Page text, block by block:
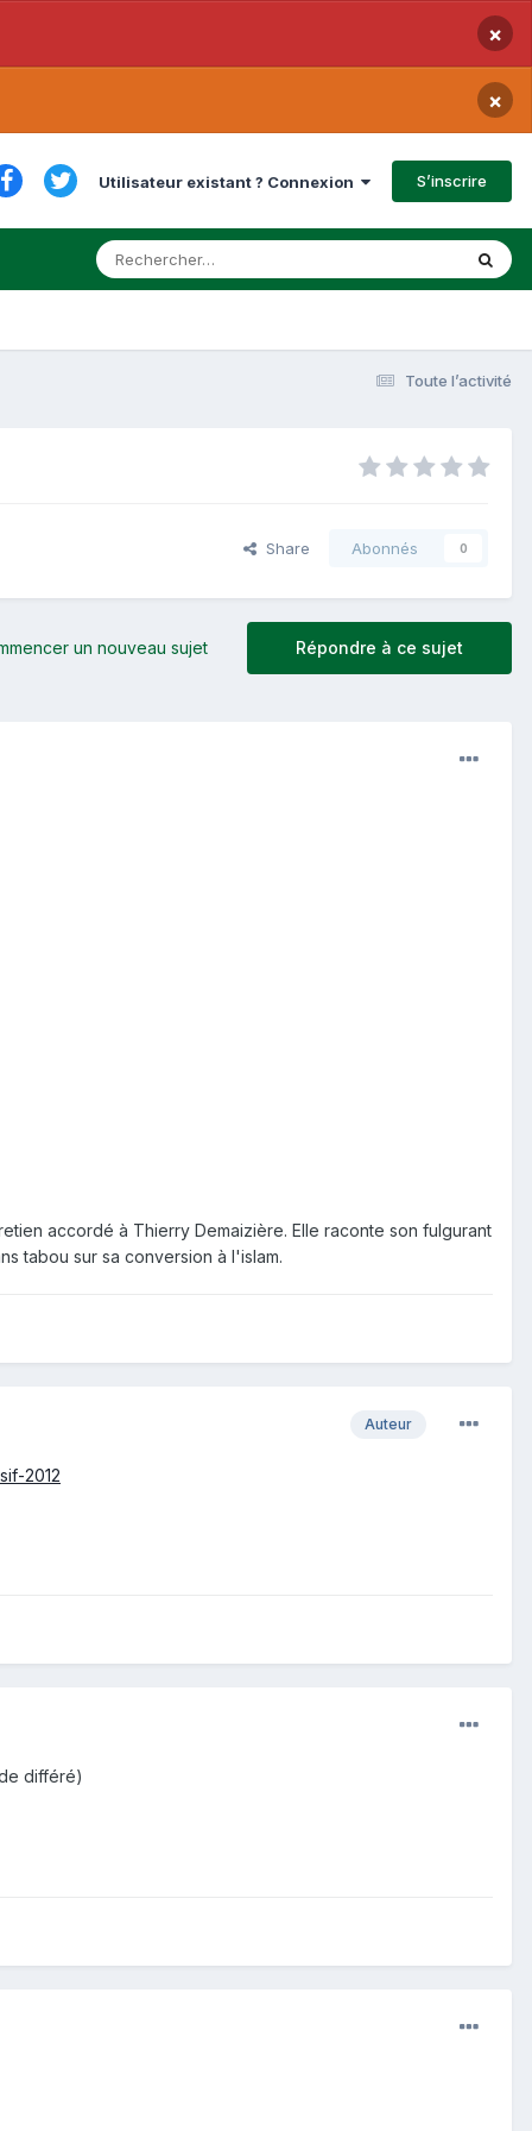
×
×
Utilisateur existant ? Connexion S’inscrire
Toute l’activité
Share Abonnés 0
Répondre à ce sujet
un nouveau sujet
accordé à Thierry Demaizière. Elle raconte son fulgurant
tabou sur sa conversion à l'islam.
Auteur
2012
différé)